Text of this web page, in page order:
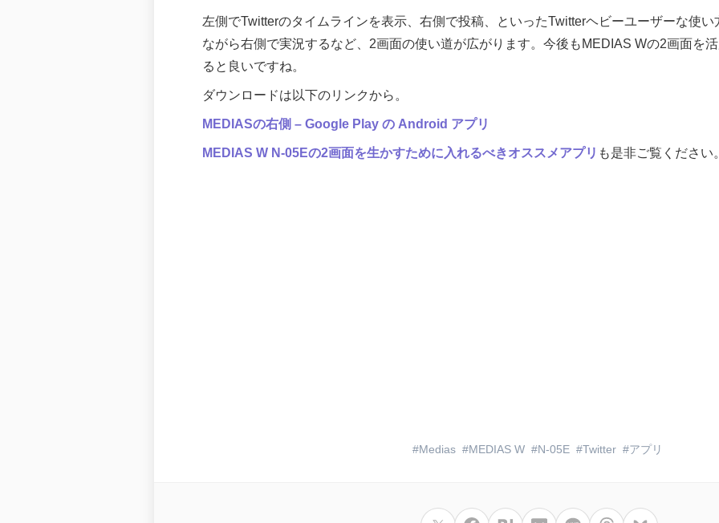
左側でTwitterのタイムラインを表示、右側で投稿、といったTwitterヘビーユーザーな使
ながら右側で実況するなど、2画面の使い道が広がります。今後もMEDIAS Wの2画面を
ると良いですね。
ダウンロードは以下のリンクから。
MEDIASの右側 – Google Play の Android アプリ
MEDIAS W N-05Eの2画面を生かすために入れるべきオススメアプリ も是非ご覧ください
Medias MEDIAS W N-05E Twitter アプリ